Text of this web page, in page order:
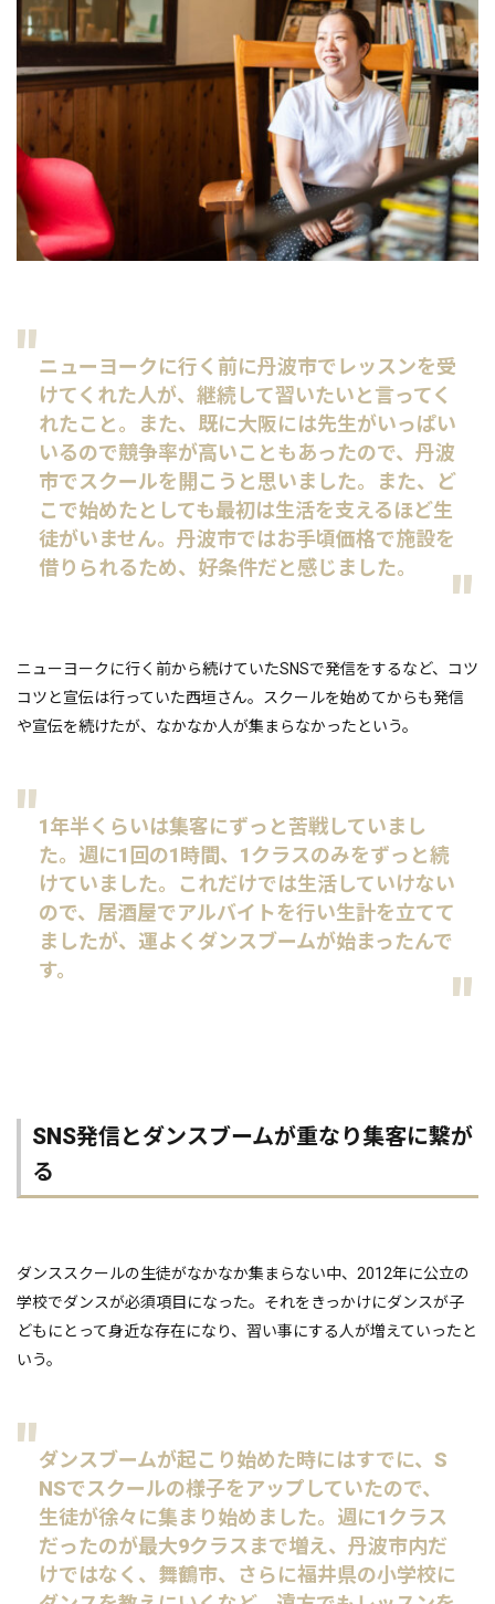
ニューヨークに行く前に丹波市でレッスンを受
けてくれた人が、継続して習いたいと言ってく
れたこと。また、既に大阪には先生がいっぱい
いるので競争率が高いこともあったので、丹波
市でスクールを開こうと思いました。また、ど
こで始めたとしても最初は生活を支えるほど生
徒がいません。丹波市ではお手頃価格で施設を
借りられるため、好条件だと感じました。
ニューヨークに行く前から続けていたSNSで発信をするなど、コツ
コツと宣伝は行っていた西垣さん。スクールを始めてからも発信
や宣伝を続けたが、なかなか人が集まらなかったという。
1年半くらいは集客にずっと苦戦していまし
た。週に1回の1時間、1クラスのみをずっと続
けていました。これだけでは生活していけない
ので、居酒屋でアルバイトを行い生計を立てて
ましたが、運よくダンスブームが始まったんで
す。
SNS発信とダンスブームが重なり集客に繋が
る
ダンススクールの生徒がなかなか集まらない中、2012年に公立の
学校でダンスが必須項目になった。それをきっかけにダンスが子
どもにとって身近な存在になり、習い事にする人が増えていったと
いう。
ダンスブームが起こり始めた時にはすでに、S
NSでスクールの様子をアップしていたので、
生徒が徐々に集まり始めました。週に1クラス
だったのが最大9クラスまで増え、丹波市内だ
けではなく、舞鶴市、さらに福井県の小学校に